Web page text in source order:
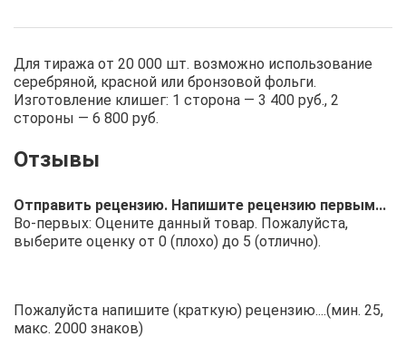
Для тиража от 20 000 шт. возможно использование
серебряной, красной или бронзовой фольги.
Изготовление клишег: 1 сторона — 3 400 руб., 2
стороны — 6 800 руб.
Отправить рецензию. Напишите рецензию первым...
Во-первых: Оцените данный товар. Пожалуйста,
выберите оценку от 0 (плохо) до 5 (отлично).
Пожалуйста напишите (краткую) рецензию....(мин. 25,
макс. 2000 знаков)